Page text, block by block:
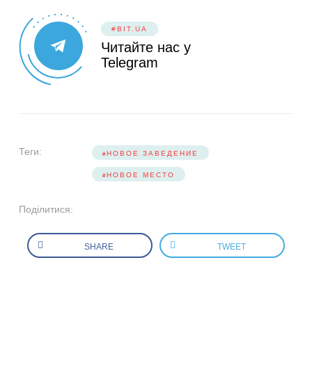
#BIT.UA
Читайте нас у
Telegram
Теги: НОВОЕ ЗАВЕДЕНИЕ
НОВОЕ МЕСТО
Поділитися:
SHARE TWEET